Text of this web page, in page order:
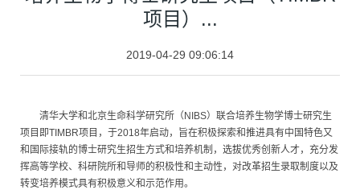
项目）...
2019-04-29 09:06:14
清华大学和北京生命科学研究所（NIBS）联合培养生物学博士研究生
项目即TIMBR项目，于2018年启动，旨在积极探索和推进具有中国特色又
和国际接轨的博士研究生招生方式和培养机制，选拔优秀创新人才，充分发
挥高等学校、科研院所和导师的积极性和主动性，对改革招生录取制度以及
转变培养模式具有积极意义和示范作用。